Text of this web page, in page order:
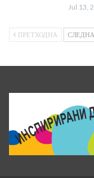
Jul 13,
ПРЕТХОДНА СЛЕДНА